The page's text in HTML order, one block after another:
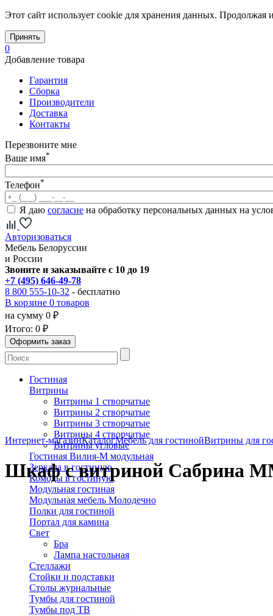
Этот сайт использует cookie для хранения данных. Продолжая
Принять
0
Добавление товара
Гарантия
Сборка
Производители
Доставка
Контакты
Перезвоните мне
Ваше имя*
Телефон*
Я даю согласие на обработку персональных данных на
Авторизоваться
Мебель Белоруссии
и России
Звоните и заказывайте с 10 до 19
+7 (495) 646-49-78
8 800 555-10-32 - бесплатно
В корзине 0 товаров
на сумму 0 ₽
Итого: 0 ₽
Гостиная
Витрины
Витрины 1 створчатые
Витрины 2 створчатые
Витрины 3 створчатые
Витрины 4 створчатые
Витрины угловые
Гостиная Вилия-М модульная
Зеркала в гостиную
Комоды в гостиную
Модульная гостиная
Модульная мебель Молодечно
Полки для гостиной
Портал для камина
Свет
Бра
Лампа настольная
Стеллажи
Стойки и подставки
Столы журнальные
Тумбы для гостиной
Тумбы под ТВ
Интернет-магазинКаталогМебель для гостинойВитрины для
Шкаф с витриной Сабрина